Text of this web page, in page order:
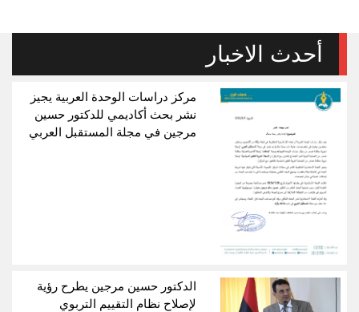
أحدث الاخبار
مركز دراسات الوحدة العربية يجيز
نشر بحث أكاديمي للدكتور حسين
مرجين في مجلة المستقبل العربي
الدكتور حسين مرجين يطرح رؤية
لإصلاح نظام التقييم التربوي